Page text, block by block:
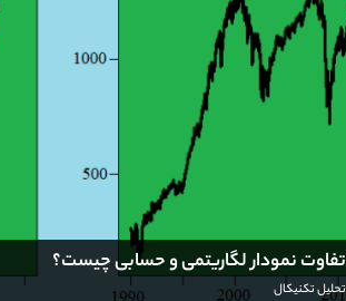
تفاوت نمودار لگاریتمی و حسابی چیست؟
تحلیل تکنیکال